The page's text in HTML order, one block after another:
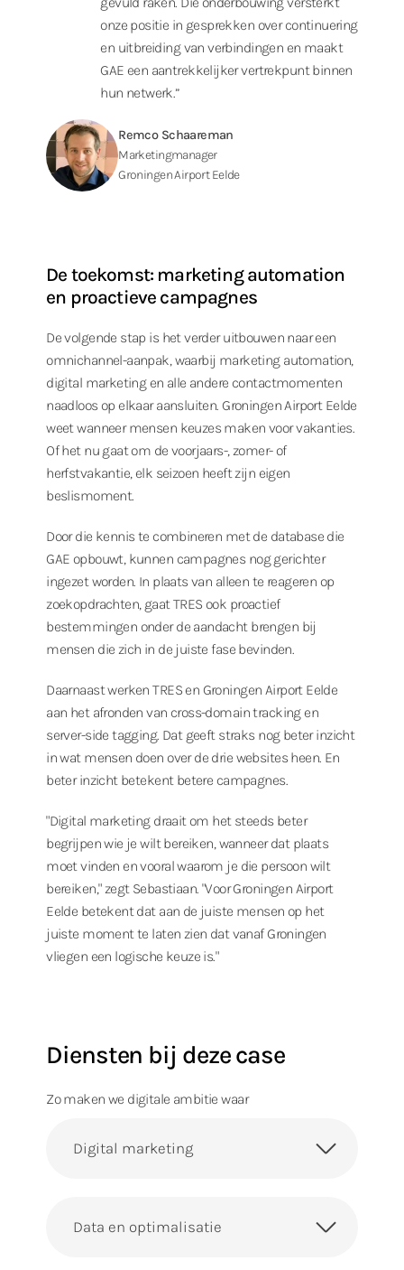
onze positie in gesprekken over continuering
en uitbreiding van verbindingen en maakt
GAE een aantrekkelijker vertrekpunt binnen
hun netwerk.”
Remco Schaareman
Marketingmanager
Groningen Airport Eelde
De toekomst: marketing automation
en proactieve campagnes
De volgende stap is het verder uitbouwen naar een
omnichannel-aanpak, waarbij marketing automation,
digital marketing en alle andere contactmomenten
naadloos op elkaar aansluiten. Groningen Airport Eelde
weet wanneer mensen keuzes maken voor vakanties.
Of het nu gaat om de voorjaars-, zomer- of
herfstvakantie, elk seizoen heeft zijn eigen
beslismoment.
Door die kennis te combineren met de database die
GAE opbouwt, kunnen campagnes nog gerichter
ingezet worden. In plaats van alleen te reageren op
zoekopdrachten, gaat TRES ook proactief
bestemmingen onder de aandacht brengen bij
mensen die zich in de juiste fase bevinden.
Daarnaast werken TRES en Groningen Airport Eelde
aan het afronden van cross-domain tracking en
server-side tagging. Dat geeft straks nog beter inzicht
in wat mensen doen over de drie websites heen. En
beter inzicht betekent betere campagnes.
"Digital marketing draait om het steeds beter
begrijpen wie je wilt bereiken, wanneer dat plaats
moet vinden en vooral waarom je die persoon wilt
bereiken," zegt Sebastiaan. "Voor Groningen Airport
Eelde betekent dat aan de juiste mensen op het
juiste moment te laten zien dat vanaf Groningen
vliegen een logische keuze is."
Diensten bij deze case
Zo maken we digitale ambitie waar
Digital marketing
Data en optimalisatie